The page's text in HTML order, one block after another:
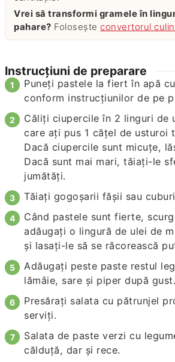
Vrei să transformi gramele în linguri, căni sau
pahare? Foloseșteconvertorul
Instrucțiuni de preparare
Puneți pastele la fiert în apă
conform instrucțiunilor de pe
Căliți ciupercile în 2 linguri de
care ați pus 1 cățel de usturoi
Dacă ciupercile sunt micuțe,
Dacă sunt mai mari, tăiați-le
jumătăți.
Tăiați gogoșarii fășii sau
Când pastele sunt fierte,
adăugați o lingură de ulei de
și lasați-le să se răcorească
Adăugați peste paste restul
lămâie, sare și piper după gust.
Presărați salata cu pătrunjel
serviți.
Salata de paste verzi cu
călduță, dar și rece.